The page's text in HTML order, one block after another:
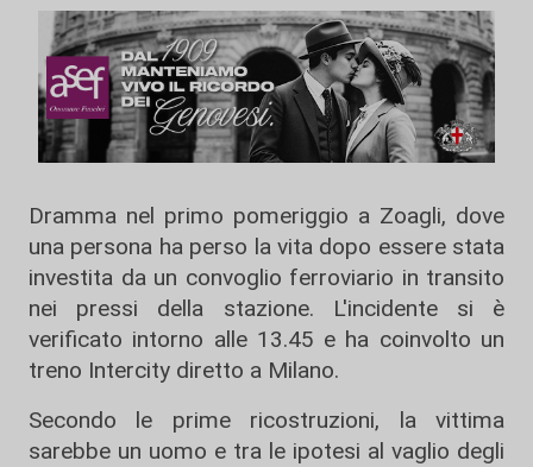
Dramma nel primo pomeriggio a Zoagli, dove
una persona ha perso la vita dopo essere stata
investita da un convoglio ferroviario in transito
nei pressi della stazione. L'incidente si è
verificato intorno alle 13.45 e ha coinvolto un
treno Intercity diretto a Milano.
Secondo le prime ricostruzioni, la vittima
sarebbe un uomo e tra le ipotesi al vaglio degli